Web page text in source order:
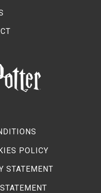
POLICY
STATEMENT